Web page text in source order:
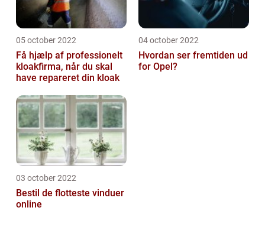
05 october 2022
Få hjælp af professionelt
kloakfirma, når du skal
have repareret din kloak
04 october 2022
Hvordan ser fremtiden ud
for Opel?
03 october 2022
Bestil de flotteste vinduer
online